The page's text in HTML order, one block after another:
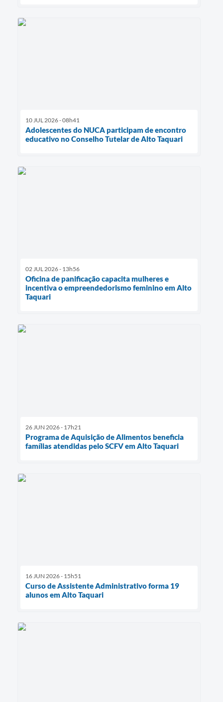
10 JUL 2026 - 08h41
Adolescentes do NUCA participam de encontro
educativo no Conselho Tutelar de Alto Taquari
02 JUL 2026 - 13h56
Oficina de panificação capacita mulheres e
incentiva o empreendedorismo feminino em Alto
Taquari
26 JUN 2026 - 17h21
Programa de Aquisição de Alimentos beneficia
famílias atendidas pelo SCFV em Alto Taquari
16 JUN 2026 - 15h51
Curso de Assistente Administrativo forma 19
alunos em Alto Taquari